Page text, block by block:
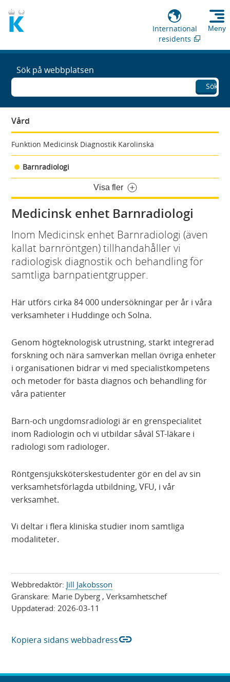
International
residents
Meny
Sök på webbplatsen
Sök
Vård
Funktion Medicinsk Diagnostik Karolinska
Barnradiologi
Visa fler
Medicinsk enhet Barnradiologi
Inom Medicinsk enhet Barnradiologi (även
kallat barnröntgen) tillhandahåller vi
radiologisk diagnostik och behandling för
samtliga barnpatientgrupper.
Här utförs cirka 84 000 undersökningar per år i våra
verksamheter i Huddinge och Solna.
Genom högteknologisk utrustning, starkt integrerad
forskning och nära samverkan mellan övriga enheter
i organisationen bidrar vi med specialistkompetens
och metoder för bästa diagnos och behandling för
våra patienter
Barn-och ungdomsradiologi är en grenspecialitet
inom Radiologin och vi utbildar såväl ST-läkare i
radiologi som radiologer.
Röntgensjuksköterskestudenter gör en del av sin
verksamhetsförlagda utbildning, VFU, i vår
verksamhet.
Vi deltar i flera kliniska studier inom samtliga
modaliteter.
Webbredaktör: Jill Jakobsson
Granskare: Marie Dyberg , Verksamhetschef
Uppdaterad:2026-03-11
Kopiera sidans webbadresslink